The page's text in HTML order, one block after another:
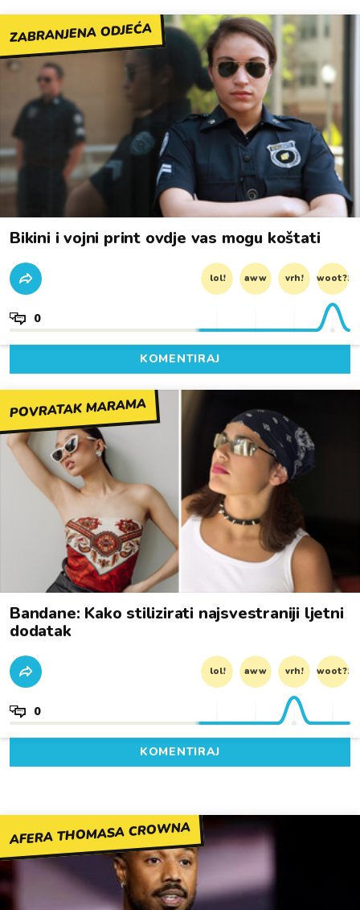
ZABRANJENA ODJEĆA
Bikini i vojni print ovdje vas mogu koštati
lol! aww vrh! woot?!
0
KOMENTIRAJ
POVRATAK MARAMA
Bandane: Kako stilizirati najsvestraniji ljetni
dodatak
lol! aww vrh! woot?!
0
KOMENTIRAJ
AFERA THOMASA CROWNA